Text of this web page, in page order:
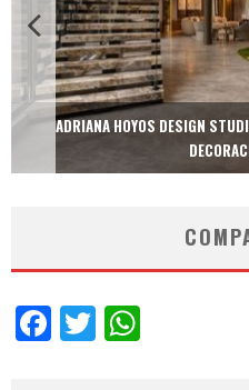
ADRIANA HOYOS DESIGN
Facebook
Twitter